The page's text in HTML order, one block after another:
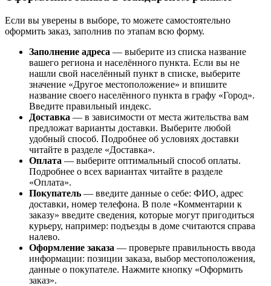
Если вы уверены в выборе, то можете самостоятельно
оформить заказ, заполнив по этапам всю форму.
Заполнение адреса — выберите из списка название
вашего региона и населённого пункта. Если вы не
нашли свой населённый пункт в списке, выберите
значение «Другое местоположение» и впишите
название своего населённого пункта в графу «Город».
Введите правильный индекс.
Доставка — в зависимости от места жительства вам
предложат варианты доставки. Выберите любой
удобный способ. Подробнее об условиях доставки
читайте в разделе «Доставка».
Оплата — выберите оптимальный способ оплаты.
Подробнее о всех вариантах читайте в разделе
«Оплата».
Покупатель — введите данные о себе: ФИО, адрес
доставки, номер телефона. В поле «Комментарии к
заказу» введите сведения, которые могут пригодиться
курьеру, например: подъезды в доме считаются справа
налево.
Оформление заказа — проверьте правильность ввода
информации: позиции заказа, выбор местоположения,
данные о покупателе. Нажмите кнопку «Оформить
заказ».